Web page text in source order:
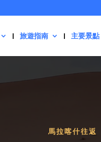
旅遊指南 主要景點
馬拉喀什往返